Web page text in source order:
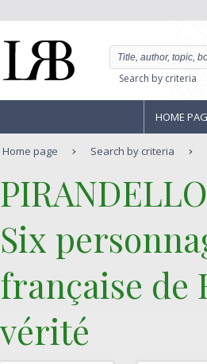
Search by criteria
HOME
Home page Search by criteria
‎Six
française de
vérité‎